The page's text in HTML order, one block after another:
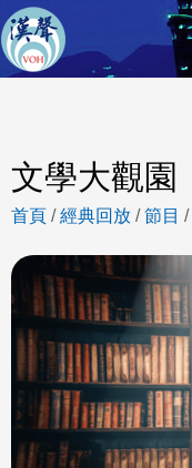
文學大觀園
首頁 /經典回放 /節目 /